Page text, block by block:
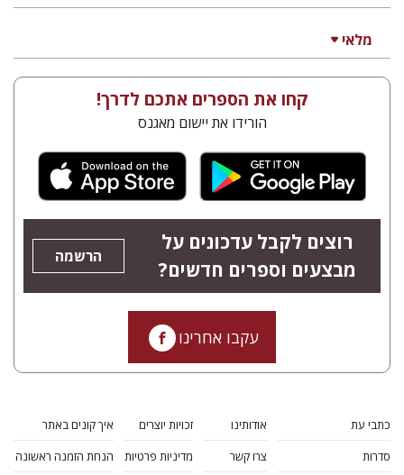
מלאי
קחו את הספרים אתכם לדרך!
הורידו את יישום מאגנס
רוצים לקבל עדכונים על
מבצעים וספרים חדשים?
הרשמה
עקבו אחרינו
כתבי עת
סדרות
אודותינו
צרו קשר
זכויות יוצרים
מדיניות פרטיות
איך קונים באתר
הנחת הזמנה ראשונה